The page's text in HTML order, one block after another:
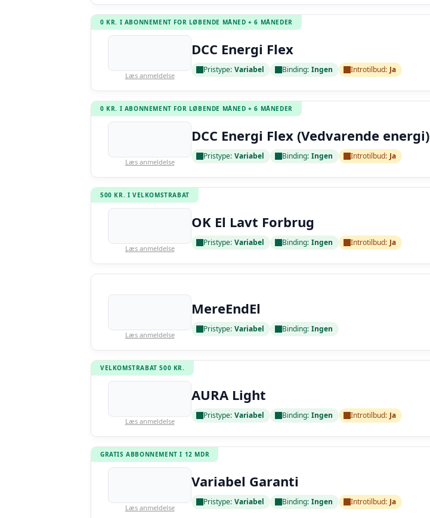
0 KR. I ABONNEMENT FOR LØBENDE MÅNED + 6 MÅNEDER
Læs anmeldelse
DCC Energi Flex
Pristype: Variabel Binding: Ingen Introtilbud: Ja
0 KR. I ABONNEMENT FOR LØBENDE MÅNED + 6 MÅNEDER
Læs anmeldelse
DCC Energi Flex (Vedvarende energi)
Pristype: Variabel Binding: Ingen Introtilbud: Ja
500 KR. I VELKOMSTRABAT
Læs anmeldelse
OK El Lavt Forbrug
Pristype: Variabel Binding: Ingen Introtilbud: Ja
Læs anmeldelse
MereEndEl
Pristype: Variabel Binding: Ingen
VELKOMSTRABAT 500 KR.
Læs anmeldelse
AURA Light
Pristype: Variabel Binding: Ingen Introtilbud: Ja
GRATIS ABBONNEMENT I 12 MDR
Læs anmeldelse
Variabel Garanti
Pristype: Variabel Binding: Ingen Introtilbud: Ja